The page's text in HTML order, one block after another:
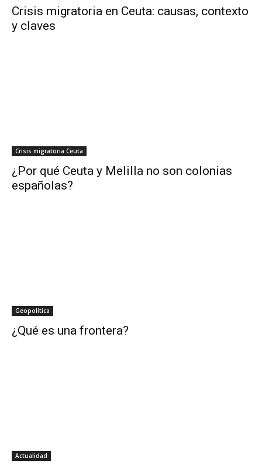
Crisis migratoria en Ceuta: causas, contexto
y claves
Crisis migratoria Ceuta
¿Por qué Ceuta y Melilla no son colonias
españolas?
Geopolítica
¿Qué es una frontera?
Actualidad